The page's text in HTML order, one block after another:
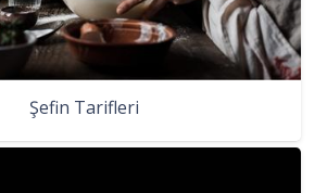
Şefin Tarifleri